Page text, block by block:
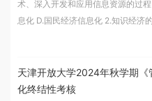
术、深入开发和应用信息资源的过
息化 D.国民经济信息化 2.知识经济
天津开放大学2024年秋学期
化终结性考核